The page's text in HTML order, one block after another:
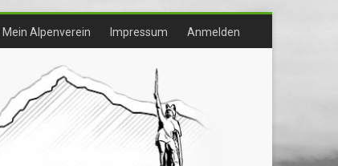
Mein Alpenverein Impressum Anmelden